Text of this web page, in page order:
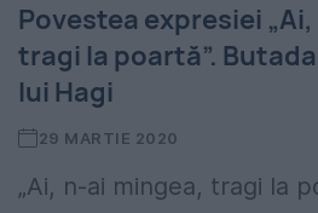
Povestea expresiei
tragi la poartă”.
lui Hagi
29 MARTIE 2020
„Ai, n-ai mingea, tragi la